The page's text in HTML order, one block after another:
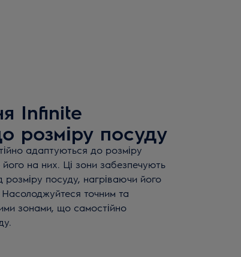
Infinite
розміру посуду
адаптуються до розміру
його на них. Ці зони забезпечують
посуду, нагріваючи його
точним та
зонами, що самостійно